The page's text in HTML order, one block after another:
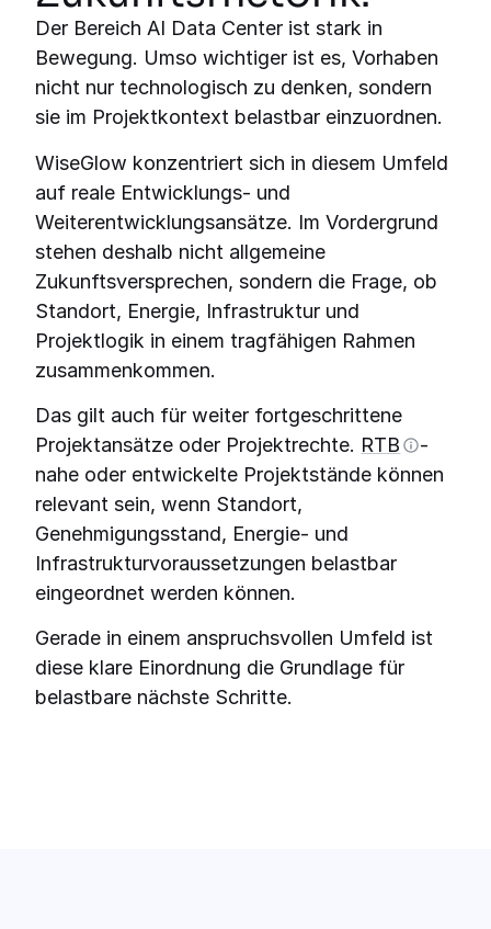
Der Bereich AI Data Center ist stark in
Bewegung. Umso wichtiger ist es, Vorhaben
nicht nur technologisch zu denken, sondern
sie im Projektkontext belastbar einzuordnen.
WiseGlow konzentriert sich in diesem Umfeld
auf reale Entwicklungs- und
Weiterentwicklungsansätze. Im Vordergrund
stehen deshalb nicht allgemeine
Zukunftsversprechen, sondern die Frage, ob
Standort, Energie, Infrastruktur und
Projektlogik in einem tragfähigen Rahmen
zusammenkommen.
Das gilt auch für weiter fortgeschrittene
Projektansätze oder Projektrechte. RTB
-
nahe oder entwickelte Projektstände können
relevant sein, wenn Standort,
Genehmigungsstand, Energie- und
Infrastrukturvoraussetzungen belastbar
eingeordnet werden können.
Gerade in einem anspruchsvollen Umfeld ist
diese klare Einordnung die Grundlage für
belastbare nächste Schritte.